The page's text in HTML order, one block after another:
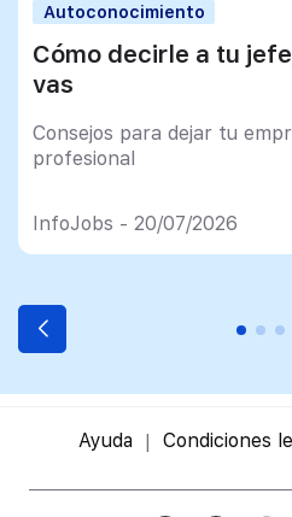
Autoconocimiento
Cómo decirle a tu
vas
Consejos para dejar tu
profesional
InfoJobs - 20/07/2026
Ayuda Condiciones